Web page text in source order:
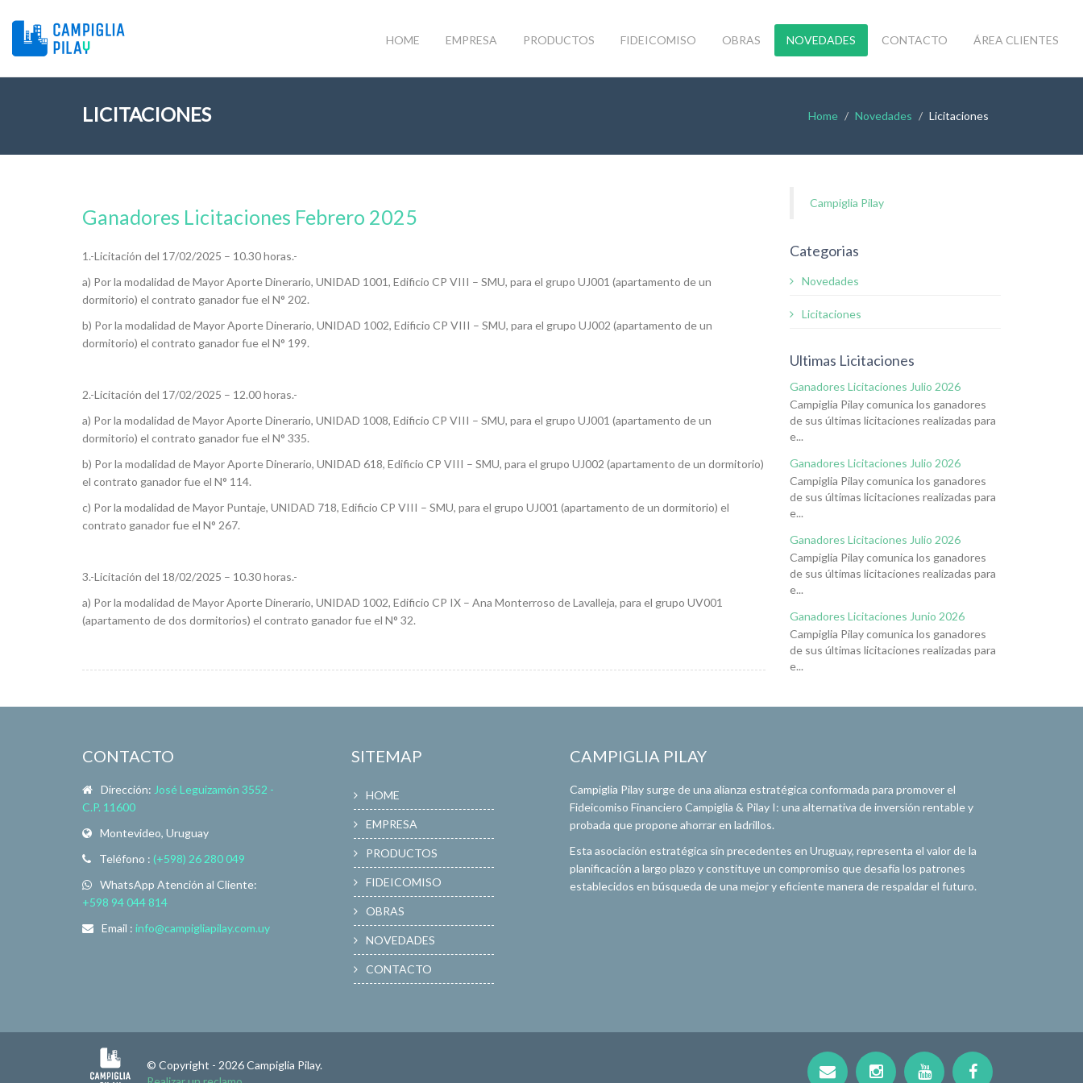
HOME EMPRESA PRODUCTOS FIDEICOMISO OBRAS NOVEDADES CONTACTO ÁREA CLIENTES
LICITACIONES Home Novedades Licitaciones
Ganadores Licitaciones Febrero 2025
1.-Licitación del 17/02/2025 – 10.30 horas.-
a) Por la modalidad de Mayor Aporte Dinerario, UNIDAD 1001, Edificio CP VIII – SMU, para el grupo UJ001 (apartamento de un
dormitorio) el contrato ganador fue el N° 202.
b) Por la modalidad de Mayor Aporte Dinerario, UNIDAD 1002, Edificio CP VIII – SMU, para el grupo UJ002 (apartamento de un
dormitorio) el contrato ganador fue el N° 199.
2.-Licitación del 17/02/2025 – 12.00 horas.-
a) Por la modalidad de Mayor Aporte Dinerario, UNIDAD 1008, Edificio CP VIII – SMU, para el grupo UJ001 (apartamento de un
dormitorio) el contrato ganador fue el N° 335.
b) Por la modalidad de Mayor Aporte Dinerario, UNIDAD 618, Edificio CP VIII – SMU, para el grupo UJ002 (apartamento de un dormitorio)
el contrato ganador fue el N° 114.
c) Por la modalidad de Mayor Puntaje, UNIDAD 718, Edificio CP VIII – SMU, para el grupo UJ001 (apartamento de un dormitorio) el
contrato ganador fue el N° 267.
3.-Licitación del 18/02/2025 – 10.30 horas.-
a) Por la modalidad de Mayor Aporte Dinerario, UNIDAD 1002, Edificio CP IX – Ana Monterroso de Lavalleja, para el grupo UV001
(apartamento de dos dormitorios) el contrato ganador fue el N° 32.
Campiglia Pilay
Categorias
Novedades
Licitaciones
Ultimas Licitaciones
Ganadores Licitaciones Julio 2026
Campiglia Pilay comunica los ganadores
de sus últimas licitaciones realizadas para
e...
Ganadores Licitaciones Julio 2026
Campiglia Pilay comunica los ganadores
de sus últimas licitaciones realizadas para
e...
Ganadores Licitaciones Julio 2026
Campiglia Pilay comunica los ganadores
de sus últimas licitaciones realizadas para
e...
Ganadores Licitaciones Junio 2026
Campiglia Pilay comunica los ganadores
de sus últimas licitaciones realizadas para
e...
CONTACTO
Dirección: José Leguizamón 3552 -
C.P. 11600
Montevideo, Uruguay
Teléfono : (+598) 26 280 049
WhatsApp Atención al Cliente:
+598 94 044 814
Email : info@campigliapilay.com.uy
SITEMAP
HOME
EMPRESA
PRODUCTOS
FIDEICOMISO
OBRAS
NOVEDADES
CONTACTO
CAMPIGLIA PILAY
Campiglia Pilay surge de una alianza estratégica conformada para promover el
Fideicomiso Financiero Campiglia & Pilay I: una alternativa de inversión rentable y
probada que propone ahorrar en ladrillos.
Esta asociación estratégica sin precedentes en Uruguay, representa el valor de la
planificación a largo plazo y constituye un compromiso que desafía los patrones
establecidos en búsqueda de una mejor y eficiente manera de respaldar el futuro.
© Copyright - 2026 Campiglia Pilay.